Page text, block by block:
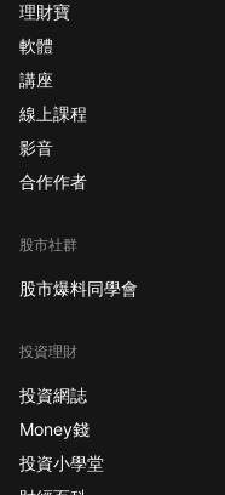
理財寶
軟體
講座
線上課程
影音
合作作者
股市社群
股市爆料同學會
投資理財
投資網誌
Money錢
投資小學堂